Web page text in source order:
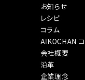
お知らせ
レシピ
コラム
AIKOCHAN
会社概要
沿革
企業理念